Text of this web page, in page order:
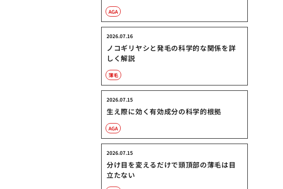
AGA
ノコギリヤシと発毛の科学的な関係を詳
しく解説
2026.07.16
薄毛
生え際に効く有効成分の科学的根拠
2026.07.15
AGA
分け目を変えるだけで頭頂部の薄毛は目
立たない
2026.07.15